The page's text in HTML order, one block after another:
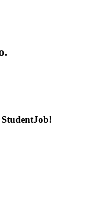
StudentJob!